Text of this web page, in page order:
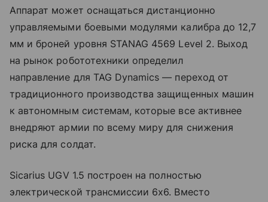
Аппарат может оснащаться дистанционно
управляемыми боевыми модулями калибра до 12,7
мм и броней уровня STANAG 4569 Level 2. Выход
на рынок робототехники определил
направление для TAG Dynamics — переход от
традиционного производства защищенных машин
к автономным системам, которые все активнее
внедряют армии по всему миру для снижения
риска для солдат.
Sicarius UGV 1.5 построен на полностью
электрической трансмиссии 6x6. Вместо